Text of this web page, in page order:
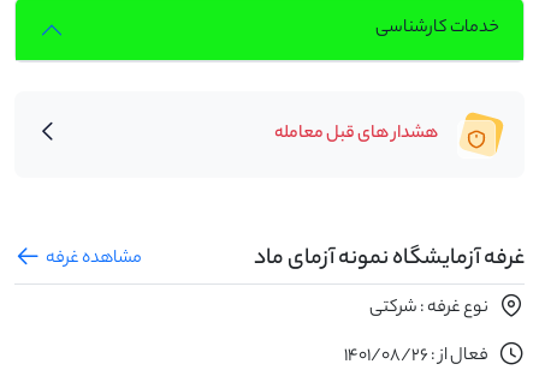
خدمات کارشناسی
هشدار های قبل معامله
غرفه آزمایشگاه نمونه آزمای ماد
مشاهده غرفه
نوع غرفه : شرکتی
فعال از : 1401/08/26